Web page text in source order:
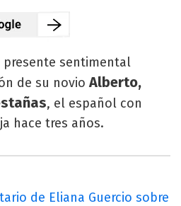
presente sentimental
de su novioAlberto,
, el español con
hace tres años.
de Eliana Guercio sobre